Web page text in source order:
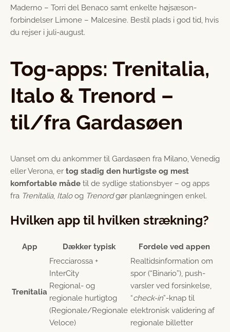
Maderno – Torri del Benaco samt enkelte højsæson­
forbindelser Limone – Malcesine. Bestil plads i god tid, hvis
du rejser i juli-august.
Tog-apps: Trenitalia,
Italo & Trenord –
til/fra Gardasøen
Uanset om du ankommer til Gardasøen fra Milano, Venedig
eller Verona, er tog stadig den hurtigste og mest
komfortable måde til de sydlige stationsbyer – og apps
fra Trenitalia, Italoog Trenordgør planlægningen enkel.
Hvilken app til hvilken strækning?
App Dækker typisk Fordele ved appen
Trenitalia
Frecciarossa +
InterCity
Regional- og
regionale hurtigtog
(Regionale/Regionale
Veloce)
Realtidsinformation om
spor (“Binario”), push-
varsler ved forsinkelse,
“check-in”-knap til
elektronisk validering af
regionale billetter